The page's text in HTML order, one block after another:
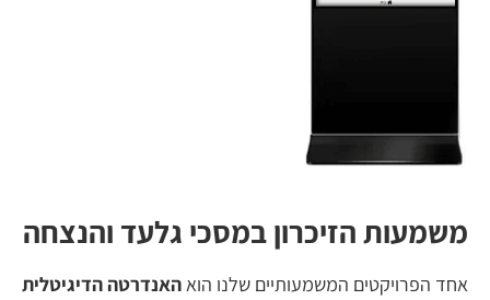
משמעות הזיכרון במסכי גלעד והנצחה
אחד הפרויקטים המשמעותיים שלנו הואהאנדרטה הדיגיטלית